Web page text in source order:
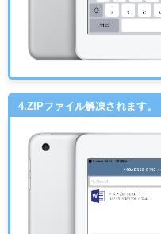
4.ZIPファイル解凍されます。